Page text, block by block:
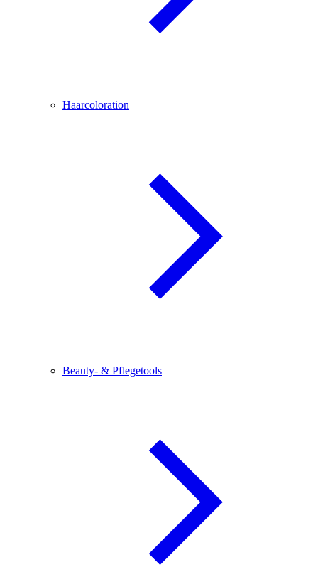
Haarcoloration
Beauty- & Pflegetools